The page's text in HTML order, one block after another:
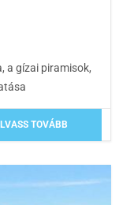
a gízai piramisok,
TOVÁBB